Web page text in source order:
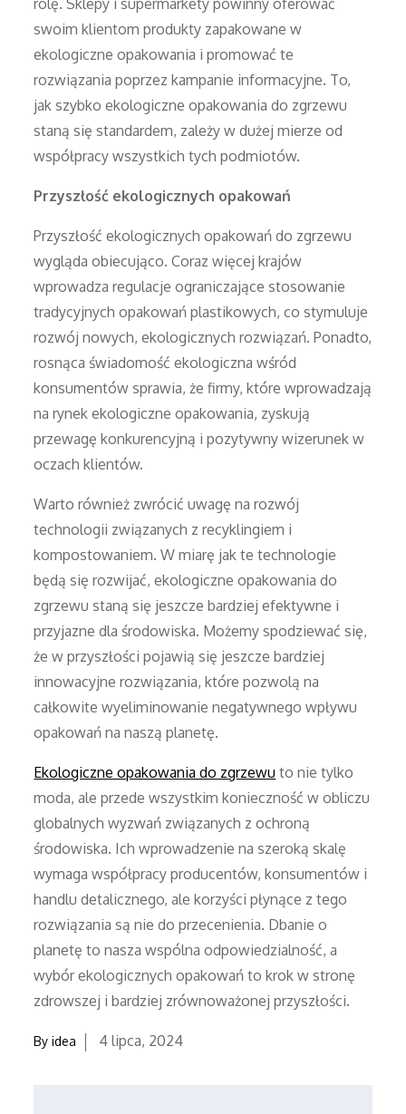
rolę. Sklepy i supermarkety powinny oferować
swoim klientom produkty zapakowane w
ekologiczne opakowania i promować te
rozwiązania poprzez kampanie informacyjne. To,
jak szybko ekologiczne opakowania do zgrzewu
staną się standardem, zależy w dużej mierze od
współpracy wszystkich tych podmiotów.
Przyszłość ekologicznych opakowań
Przyszłość ekologicznych opakowań do zgrzewu
wygląda obiecująco. Coraz więcej krajów
wprowadza regulacje ograniczające stosowanie
tradycyjnych opakowań plastikowych, co stymuluje
rozwój nowych, ekologicznych rozwiązań. Ponadto,
rosnąca świadomość ekologiczna wśród
konsumentów sprawia, że firmy, które wprowadzają
na rynek ekologiczne opakowania, zyskują
przewagę konkurencyjną i pozytywny wizerunek w
oczach klientów.
Warto również zwrócić uwagę na rozwój
technologii związanych z recyklingiem i
kompostowaniem. W miarę jak te technologie
będą się rozwijać, ekologiczne opakowania do
zgrzewu staną się jeszcze bardziej efektywne i
przyjazne dla środowiska. Możemy spodziewać się,
że w przyszłości pojawią się jeszcze bardziej
innowacyjne rozwiązania, które pozwolą na
całkowite wyeliminowanie negatywnego wpływu
opakowań na naszą planetę.
Ekologiczne opakowania do zgrzewu to nie tylko
moda, ale przede wszystkim konieczność w obliczu
globalnych wyzwań związanych z ochroną
środowiska. Ich wprowadzenie na szeroką skalę
wymaga współpracy producentów, konsumentów i
handlu detalicznego, ale korzyści płynące z tego
rozwiązania są nie do przecenienia. Dbanie o
planetę to nasza wspólna odpowiedzialność, a
wybór ekologicznych opakowań to krok w stronę
zdrowszej i bardziej zrównoważonej przyszłości.
Byidea
Posted
4 lipca, 2024